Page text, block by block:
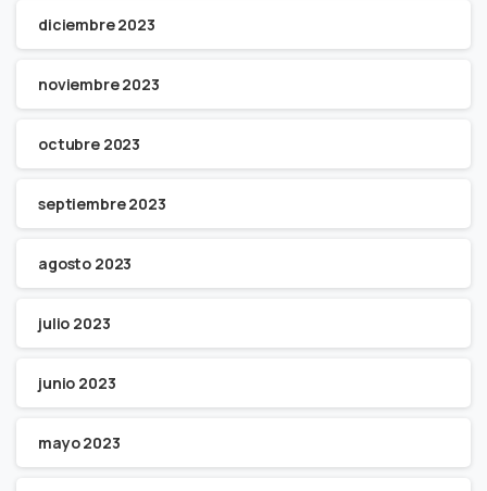
diciembre 2023
noviembre 2023
octubre 2023
septiembre 2023
agosto 2023
julio 2023
junio 2023
mayo 2023